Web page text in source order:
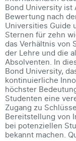
Bond University ist
Bewertung nach
Universities Guide
Sternen für zehn
das Verhältnis von
der Lehre und die
Absolventen. In
Bond University,
kontinuierliche
höchster
Studenten eine
Zugang zu
Bereitstellung von
bei potenziellen
bekannt machen.